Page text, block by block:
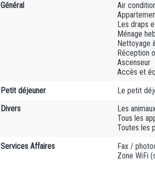
Général
Air
Les draps
Ménage
Nettoyage
Réception
Ascenseur
Accès et
Petit déjeuner
Le petit
Divers
Les
Tous les
Toutes les
Services Affaires
Fax /
Zone WiFi